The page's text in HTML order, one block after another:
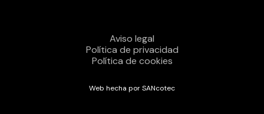
Aviso legal
Política de privacidad
Política de cookies
Web hecha por SANcotec